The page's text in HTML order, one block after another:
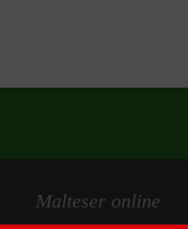
Malteser online